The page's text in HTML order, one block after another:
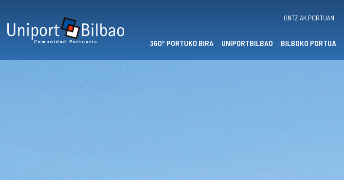
ONTZIAK PORTUAN
360º PORTUKO BIRA UNIPORTBILBAO BILBOKO PORTUA